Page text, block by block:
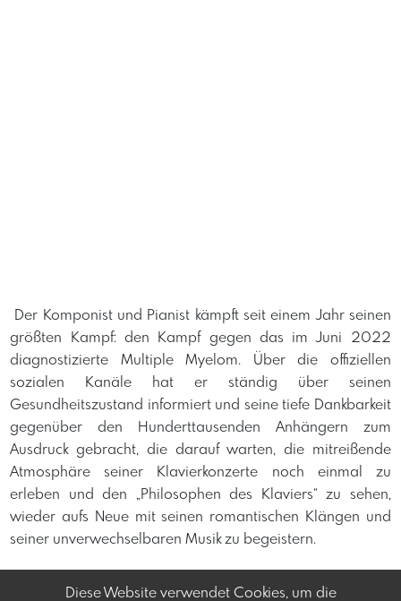
​ Der Komponist und Pianist kämpft seit einem Jahr seinen
größten Kampf: den Kampf gegen das im Juni 2022
diagnostizierte Multiple Myelom. Über die offiziellen
sozialen Kanäle hat er ständig über seinen
Gesundheitszustand informiert und seine tiefe Dankbarkeit
gegenüber den Hunderttausenden Anhängern zum
Ausdruck gebracht, die darauf warten, die mitreißende
Atmosphäre seiner Klavierkonzerte noch einmal zu
erleben und den „Philosophen des Klaviers“ zu sehen,
wieder aufs Neue mit seinen romantischen Klängen und
seiner unverwechselbaren Musik zu begeistern. ​ ​ ​
Diese Website verwendet Cookies, um die